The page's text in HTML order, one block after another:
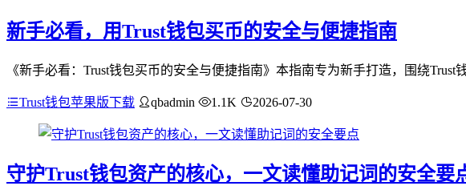
新手必看，用Trust钱包买币的安全与便捷指南
《新手必看：Trust钱包买币的安全与便捷指南》本指南专为新手打造，围绕
Trust钱包苹果版下载 qbadmin 1.1K 2026-07-30
守护Trust钱包资产的核心，一文读懂助记词的安全要